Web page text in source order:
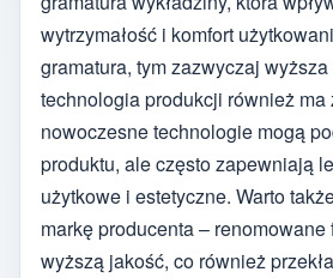
wytrzymałość i komfort
gramatura, tym zazwyczaj
technologia produkcji również ma
nowoczesne technologie mogą
produktu, ale często zapewniają
użytkowe i estetyczne. Warto
markę producenta –
wyższą jakość, co również